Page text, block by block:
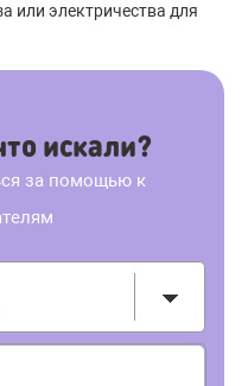
или электричества для
искали?
за помощью к